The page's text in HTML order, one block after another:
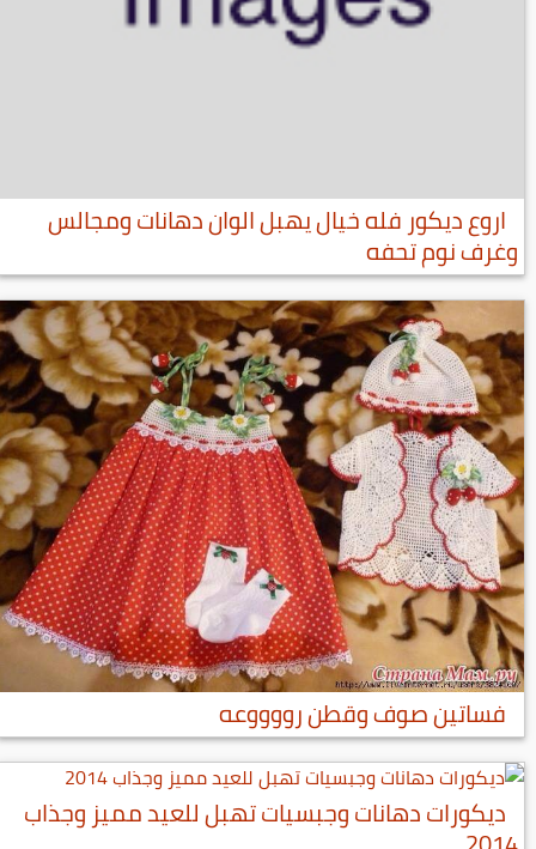
اروع ديكور فله خيال يهبل الوان دهانات ومجالس
وغرف نوم تحفه
فساتين صوف وقطن رووووعه
ديكورات دهانات وجبسيات تهبل للعيد مميز وجذاب